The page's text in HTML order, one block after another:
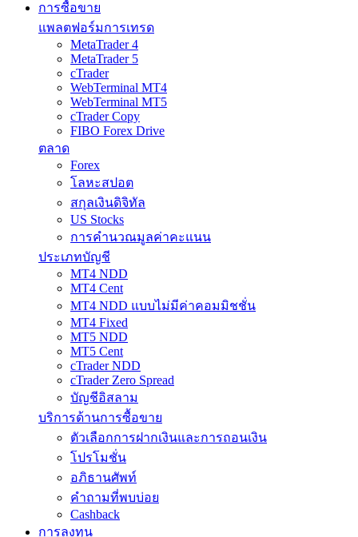
การซื้อขาย
แพลตฟอร์มการเทรด
MetaTrader 4
MetaTrader 5
cTrader
WebTerminal MT4
WebTerminal MT5
cTrader Copy
FIBO Forex Drive
ตลาด
Forex
โลหะสปอต
สกุลเงินดิจิทัล
US Stocks
การคำนวณมูลค่าคะแนน
ประเภทบัญชี
MT4 NDD
MT4 Cent
MT4 NDD แบบไม่มีค่าคอมมิชชั่น
MT4 Fixed
MT5 NDD
MT5 Cent
cTrader NDD
cTrader Zero Spread
บัญชีอิสลาม
บริการด้านการซื้อขาย
ตัวเลือกการฝากเงินและการถอนเงิน
โปรโมชั่น
อภิธานศัพท์
คำถามที่พบบ่อย
Cashback
การลงทุน